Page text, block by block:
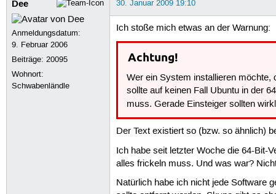
Dee
Anmeldungsdatum:
9. Februar 2006
Beiträge:20095
Wohnort:
Schwabenländle
30. Januar 2009 19:10
Ich stoße mich etwas an der Warnung:
Achtung!
Wer ein System installieren möchte,
sollte auf keinen Fall Ubuntu in der
muss. Gerade Einsteiger sollten
Der Text existiert so (bzw. so ähnlich)
Ich habe seit letzter Woche die 64-Bit-
alles frickeln muss. Und was war?
Natürlich habe ich nicht jede Software